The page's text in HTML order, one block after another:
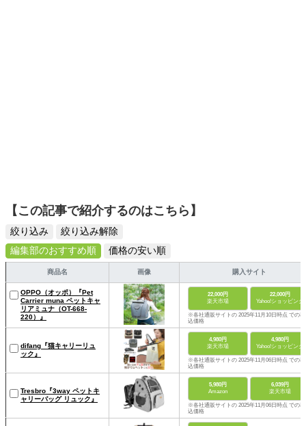
【この記事で紹介するのはこちら】
絞り込み
絞り込み解除
編集部のおすすめ順
価格の安い順
商品名 画像 購入サイト
OPPO（オッポ）『Pet
Carrier muna ペットキャ
リアミュナ（OT-668-
220）』
22,000円
楽天市場
22,000円
Yahoo!ショッピング
※各社通販サイトの 2025年11月10日時点 での税
込価格
difang『猫キャリーリュ
ック』
4,980円
楽天市場
4,980円
Yahoo!ショッピング
※各社通販サイトの 2025年11月06日時点 での税
込価格
Tresbro『3way ペットキ
ャリーバッグ リュック』
5,980円
Amazon
6,039円
楽天市場
※各社通販サイトの 2025年11月06日時点 での税
込価格